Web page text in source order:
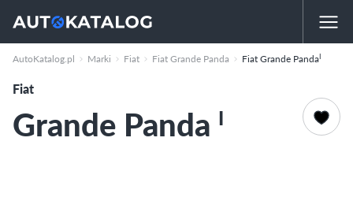
AutoKatalog.pl Marki Fiat Fiat Grande Panda Fiat Grande PandaI
Fiat
Grande Panda I